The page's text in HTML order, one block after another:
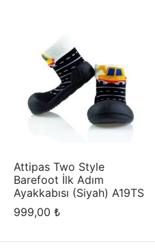
Attipas Two Style
Barefoot İlk Adım
Ayakkabısı (Siyah) A19TS
999,00 ₺